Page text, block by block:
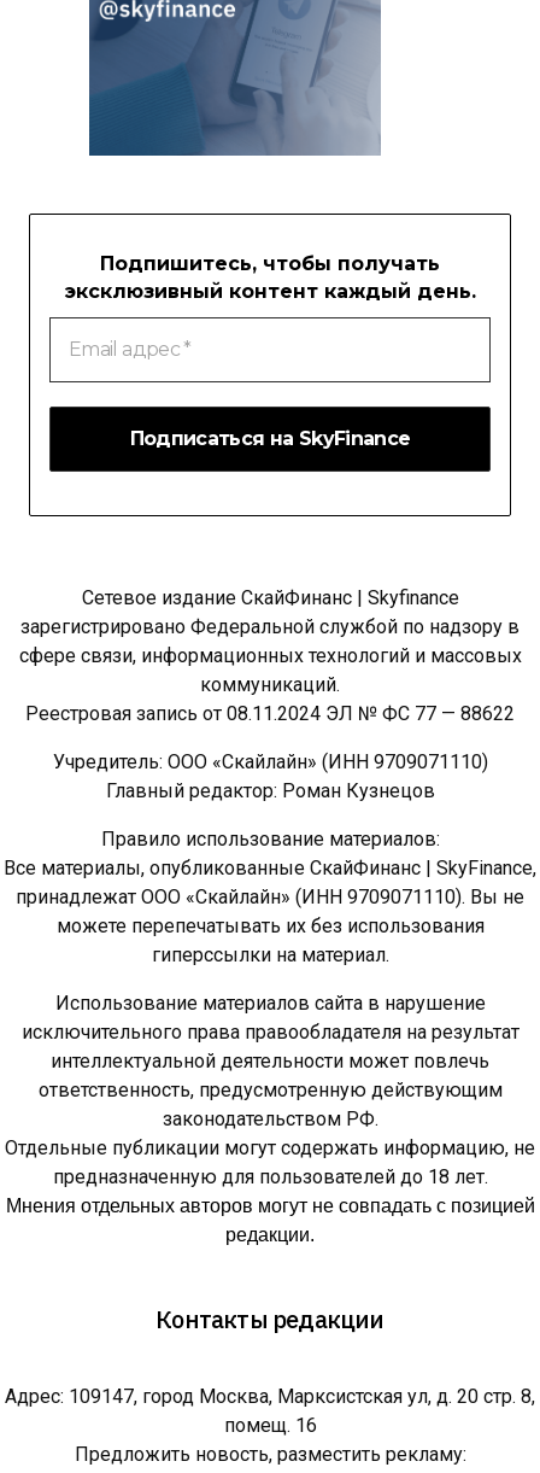
Подпишитесь, чтобы получать
эксклюзивный контент каждый день.
Email
адрес
Сетевое издание СкайФинанс | Skyfinance
зарегистрировано Федеральной службой по надзору в
сфере связи, информационных технологий и массовых
коммуникаций.
Реестровая запись от 08.11.2024 ЭЛ № ФС 77 — 88622
Учредитель: ООО «Скайлайн» (ИНН 9709071110)
Главный редактор: Роман Кузнецов
Правило использование материалов:
Все материалы, опубликованные СкайФинанс | SkyFinance,
принадлежат ООО «Скайлайн» (ИНН 9709071110). Вы не
можете перепечатывать их без использования
гиперссылки на материал.
Использование материалов сайта в нарушение
исключительного права правообладателя на результат
интеллектуальной деятельности может повлечь
ответственность, предусмотренную действующим
законодательством РФ.
Отдельные публикации могут содержать информацию, не
предназначенную для пользователей до 18 лет.
Мнения отдельных авторов могут не совпадать с позицией
редакции.
Контакты редакции
Адрес: 109147, город Москва, Марксистская ул, д. 20 стр. 8,
помещ. 16
Предложить новость, разместить рекламу: